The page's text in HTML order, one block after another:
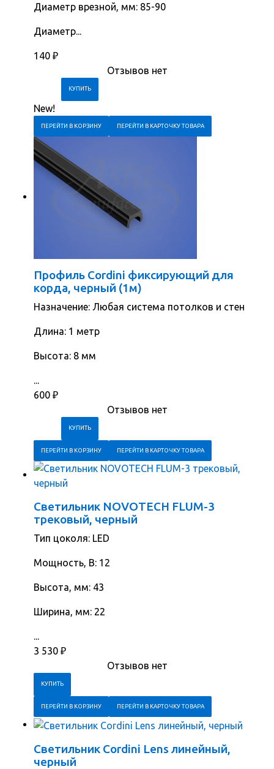
Диаметр врезной, мм: 85-90
Диаметр...
140 ₽
Отзывов нет
New!
ПЕРЕЙТИ В КОРЗИНУ ПЕРЕЙТИ В КАРТОЧКУ ТОВАРА
Профиль Cordini фиксирующий для
корда, черный (1м)
Назначение: Любая система потолков и стен
Длина: 1 метр
Высота: 8 мм
...
600 ₽
Отзывов нет
ПЕРЕЙТИ В КОРЗИНУ ПЕРЕЙТИ В КАРТОЧКУ ТОВАРА
Светильник NOVOTECH FLUM-3
трековый, черный
Тип цоколя: LED
Мощность, В: 12
Высота, мм: 43
Ширина, мм: 22
...
3 530 ₽
Отзывов нет
ПЕРЕЙТИ В КОРЗИНУ ПЕРЕЙТИ В КАРТОЧКУ ТОВАРА
Светильник Cordini Lens линейный,
черный